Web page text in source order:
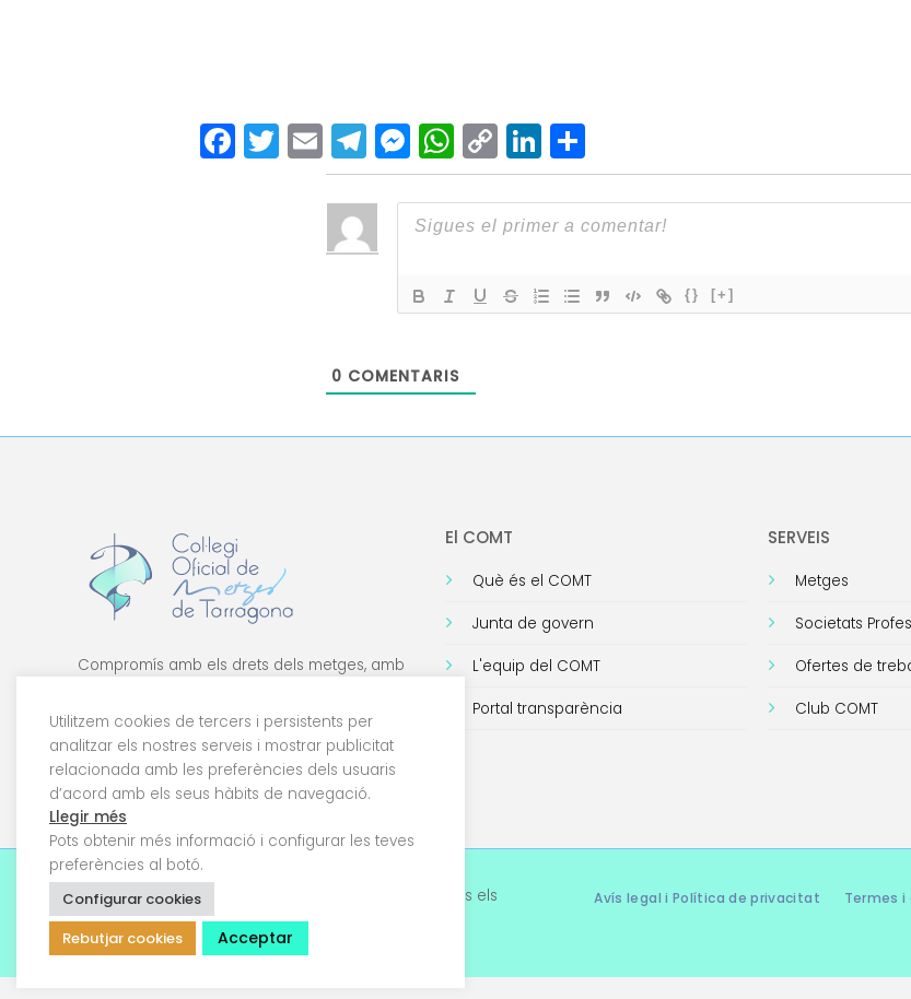
Facebook
Twitter
EmailTelegram
Messenger
WhatsApp
Copy
Link
LinkedIn
Comparteix
{} [+]
0 COMENTARIS
Compromís amb els drets dels metges, amb
El COMT
Què és el COMT
Junta de govern
L'equip del COMT
Portal transparència
SERVEIS
Metges
Societats
Ofertes de
Club COMT
© 2026 Col·legi Oficial de Metges de Tarragona. Tots els
drets reservats
Avís legal i Política de privacitat Termes i
Utilitzem cookies de tercers i persistents per
analitzar els nostres serveis i mostrar publicitat
relacionada amb les preferències dels usuaris
d’acord amb els seus hàbits de navegació.
Llegir més
Pots obtenir més informació i configurar les teves
preferències al botó.
Configurar cookies
Rebutjar cookies
Acceptar